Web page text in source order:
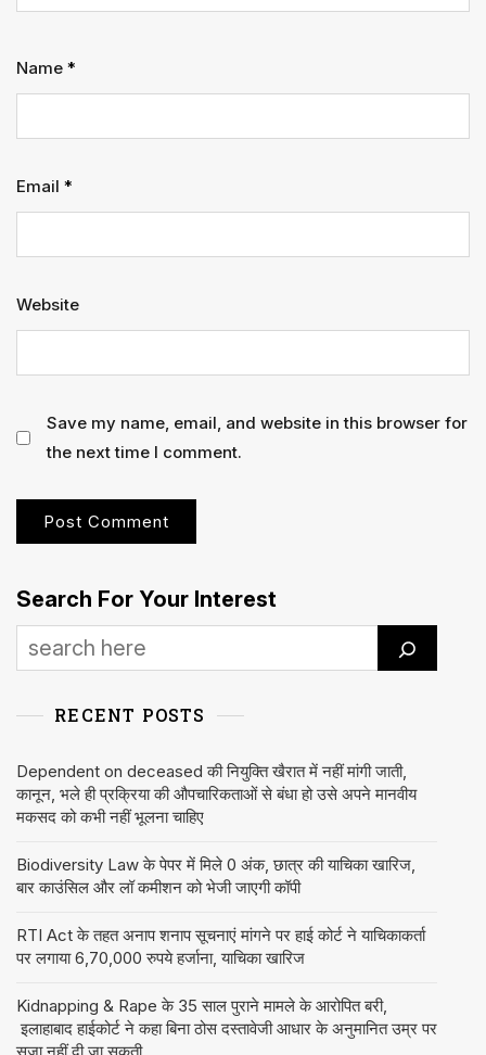
Name *
Email *
Website
Save my name, email, and website in this browser for
the next time I comment.
Search For Your Interest
RECENT POSTS
Dependent on deceased की नियुक्ति खैरात में नहीं मांगी जाती,
कानून, भले ही प्रक्रिया की औपचारिकताओं से बंधा हो उसे अपने मानवीय
मकसद को कभी नहीं भूलना चाहिए
Biodiversity Law के पेपर में मिले 0 अंक, छात्र की याचिका खारिज,
बार काउंसिल और लॉ कमीशन को भेजी जाएगी कॉपी
RTI Act के तहत अनाप शनाप सूचनाएं मांगने पर हाई कोर्ट ने याचिकाकर्ता
पर लगाया 6,70,000 रुपये हर्जाना, याचिका खारिज
Kidnapping & Rape के 35 साल पुराने मामले के आरोपित बरी,
इलाहाबाद हाईकोर्ट ने कहा बिना ठोस दस्तावेजी आधार के अनुमानित उम्र पर